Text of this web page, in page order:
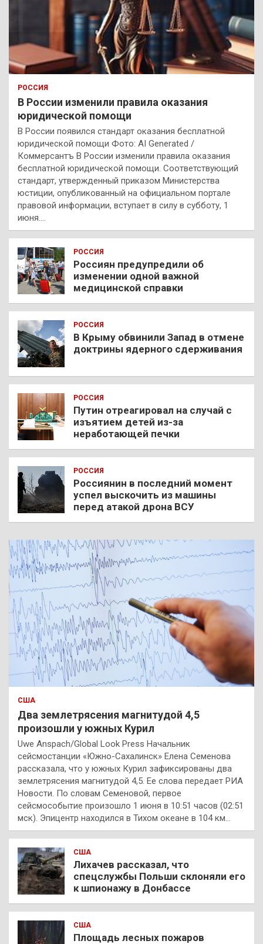
РОССИЯ
В России изменили правила оказания
юридической помощи
В России появился стандарт оказания бесплатной
юридической помощи Фото: AI Generated /
Коммерсантъ В России изменили правила оказания
бесплатной юридической помощи. Соответствующий
стандарт, утвержденный приказом Министерства
юстиции, опубликованный на официальном портале
правовой информации, вступает в силу в субботу, 1
июня.…
РОССИЯ
Россиян предупредили об
изменении одной важной
медицинской справки
РОССИЯ
В Крыму обвинили Запад в отмене
доктрины ядерного сдерживания
РОССИЯ
Путин отреагировал на случай с
изъятием детей из-за
неработающей печки
РОССИЯ
Россиянин в последний момент
успел выскочить из машины
перед атакой дрона ВСУ
США
Два землетрясения магнитудой 4,5
произошли у южных Курил
Uwe Anspach/Global Look Press Начальник
сейсмостанции «Южно-Сахалинск» Елена Семенова
рассказала, что у южных Курил зафиксированы два
землетрясения магнитудой 4,5. Ее слова передает РИА
Новости. По словам Семеновой, первое
сейсмособытие произошло 1 июня в 10:51 часов (02:51
мск). Эпицентр находился в Тихом океане в 104 км…
США
Лихачев рассказал, что
спецслужбы Польши склоняли его
к шпионажу в Донбассе
США
Площадь лесных пожаров